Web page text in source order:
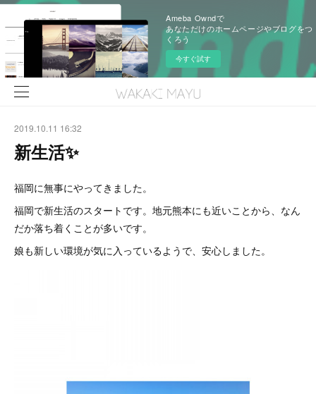
Ameba Owndで
あなただけのホームページやブログをつ
くろう
今すぐ試す
2019.10.11 16:32
新生活✨
福岡に無事にやってきました。
福岡で新生活のスタートです。地元熊本にも近いことから、なん
だか落ち着くことが多いです。
娘も新しい環境が気に入っているようで、安心しました。